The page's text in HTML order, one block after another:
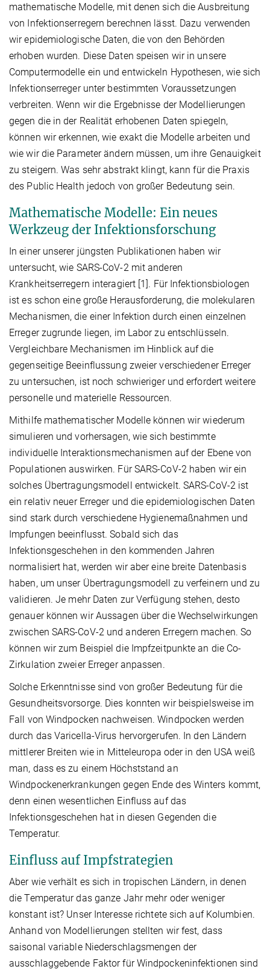
mathematische Modelle, mit denen sich die Ausbreitung
von Infektionserregern berechnen lässt. Dazu verwenden
wir epidemiologische Daten, die von den Behörden
erhoben wurden. Diese Daten speisen wir in unsere
Computermodelle ein und entwickeln Hypothesen, wie sich
Infektionserreger unter bestimmten Voraussetzungen
verbreiten. Wenn wir die Ergebnisse der Modellierungen
gegen die in der Realität erhobenen Daten spiegeln,
können wir erkennen, wie exakt die Modelle arbeiten und
wie wir die Parameter ändern müssen, um ihre Genauigkeit
zu steigern. Was sehr abstrakt klingt, kann für die Praxis
des Public Health jedoch von großer Bedeutung sein.
Mathematische Modelle: Ein neues
Werkzeug der Infektionsforschung
In einer unserer jüngsten Publikationen haben wir
untersucht, wie SARS-CoV-2 mit anderen
Krankheitserregern interagiert [1]. Für Infektionsbiologen
ist es schon eine große Herausforderung, die molekularen
Mechanismen, die einer Infektion durch einen einzelnen
Erreger zugrunde liegen, im Labor zu entschlüsseln.
Vergleichbare Mechanismen im Hinblick auf die
gegenseitige Beeinflussung zweier verschiedener Erreger
zu untersuchen, ist noch schwieriger und erfordert weitere
personelle und materielle Ressourcen.
Mithilfe mathematischer Modelle können wir wiederum
simulieren und vorhersagen, wie sich bestimmte
individuelle Interaktionsmechanismen auf der Ebene von
Populationen auswirken. Für SARS-CoV-2 haben wir ein
solches Übertragungsmodell entwickelt. SARS-CoV-2 ist
ein relativ neuer Erreger und die epidemiologischen Daten
sind stark durch verschiedene Hygienemaßnahmen und
Impfungen beeinflusst. Sobald sich das
Infektionsgeschehen in den kommenden Jahren
normalisiert hat, werden wir aber eine breite Datenbasis
haben, um unser Übertragungsmodell zu verfeinern und zu
validieren. Je mehr Daten zur Verfügung stehen, desto
genauer können wir Aussagen über die Wechselwirkungen
zwischen SARS-CoV-2 und anderen Erregern machen. So
können wir zum Beispiel die Impfzeitpunkte an die Co-
Zirkulation zweier Erreger anpassen.
Solche Erkenntnisse sind von großer Bedeutung für die
Gesundheitsvorsorge. Dies konnten wir beispielsweise im
Fall von Windpocken nachweisen. Windpocken werden
durch das Varicella-Virus hervorgerufen. In den Ländern
mittlerer Breiten wie in Mitteleuropa oder in den USA weiß
man, dass es zu einem Höchststand an
Windpockenerkrankungen gegen Ende des Winters kommt,
denn einen wesentlichen Einfluss auf das
Infektionsgeschehen hat in diesen Gegenden die
Temperatur.
Einfluss auf Impfstrategien
Aber wie verhält es sich in tropischen Ländern, in denen
die Temperatur das ganze Jahr mehr oder weniger
konstant ist? Unser Interesse richtete sich auf Kolumbien.
Anhand von Modellierungen stellten wir fest, dass
saisonal variable Niederschlagsmengen der
ausschlaggebende Faktor für Windpockeninfektionen sind